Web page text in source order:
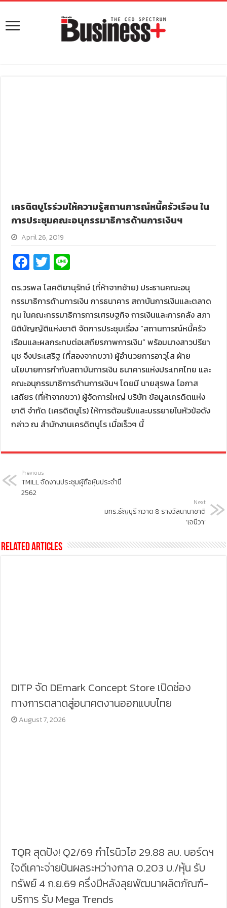
เครดิตบูโรร่วมให้ความรู้สถานการณ์หนี้ครัวเรือน ใน
การประชุมคณะอนุกรรมาธิการด้านการเงินฯ
April 26, 2019
Fa
ce
b
o
o
k
T
wi
tt
er
n
e
ดร.วรพล โสคติยานุรักษ์ (ที่ห้าจากซ้าย) ประธานคณะอนุ
กรรมาธิการด้านการเงิน การธนาคาร สถาบันการเงินและตลาด
ทุน ในคณะกรรมาธิการการเศรษฐกิจ การเงินและการคลัง สภา
นิติบัญญัติแห่งชาติ จัดการประชุมเรื่อง “สถานการณ์หนี้ครัว
เรือนและผลกระทบต่อเสถียรภาพการเงิน” พร้อมนางสาวปรียา
นุช จึงประเสริฐ (ที่สองจากขวา) ผู้อำนวยการอาวุโส ฝ่าย
นโยบายการกำกับสถาบันการเงิน ธนาคารแห่งประเทศไทย และ
คณะอนุกรรมาธิการด้านการเงินฯ โดยมี นายสุรพล โอภาส
เสถียร (ที่ห้าจากขวา) ผู้จัดการใหญ่ บริษัท ข้อมูลเครดิตแห่ง
ชาติ จำกัด (เครดิตบูโร) ให้การต้อนรับและบรรยายในหัวข้อดัง
กล่าว ณ สำนักงานเครดิตบูโร เมื่อเร็วๆ นี้
Previous
TMILL จัดงานประชุมผู้ถือหุ้นประจำปี
2562
Next
มทร.ธัญบุรี กวาด 8 รางวัลนานาชาติ
‘เจนีวา’
Related Articles
DITP จัด DEmark Concept Store เปิดช่อง
ทางการตลาดสู่อนาคตงานออกแบบไทย
August 7, 2026
TQR สุดปัง! Q2/69 กำไรนิวไฮ 29.88 ลบ. บอร์ดฯ
ใจดีเคาะจ่ายปันผลระหว่างกาล 0.203 บ./หุ้น รับ
ทรัพย์ 4 ก.ย.69 ครึ่งปีหลังลุยพัฒนาผลิตภัณฑ์-
บริการ รับ Mega Trends